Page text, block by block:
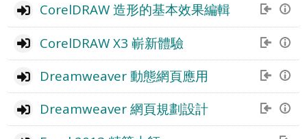
CorelDRAW 造形的基本效果編輯
CorelDRAW X3 嶄新體驗
Dreamweaver 動態網頁應用
Dreamweaver 網頁規劃設計